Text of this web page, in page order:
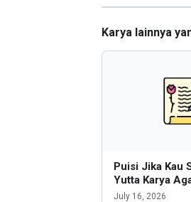
Karya lainnya
Puisi Jika Kau
Yutta Karya
July 16, 2026